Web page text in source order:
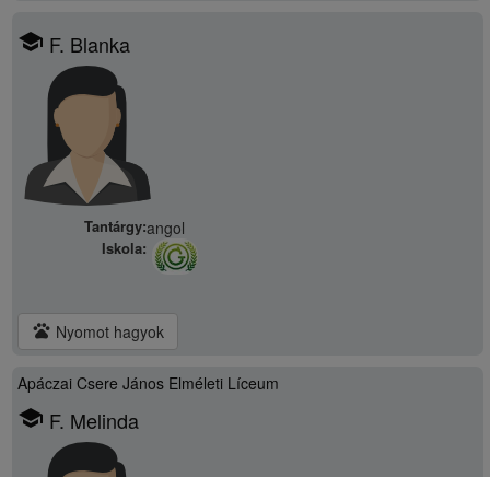
school F. Blanka
Tantárgy:angol
Iskola:
pets Nyomot hagyok
Apáczai Csere János Elméleti Líceum
school F. Melinda